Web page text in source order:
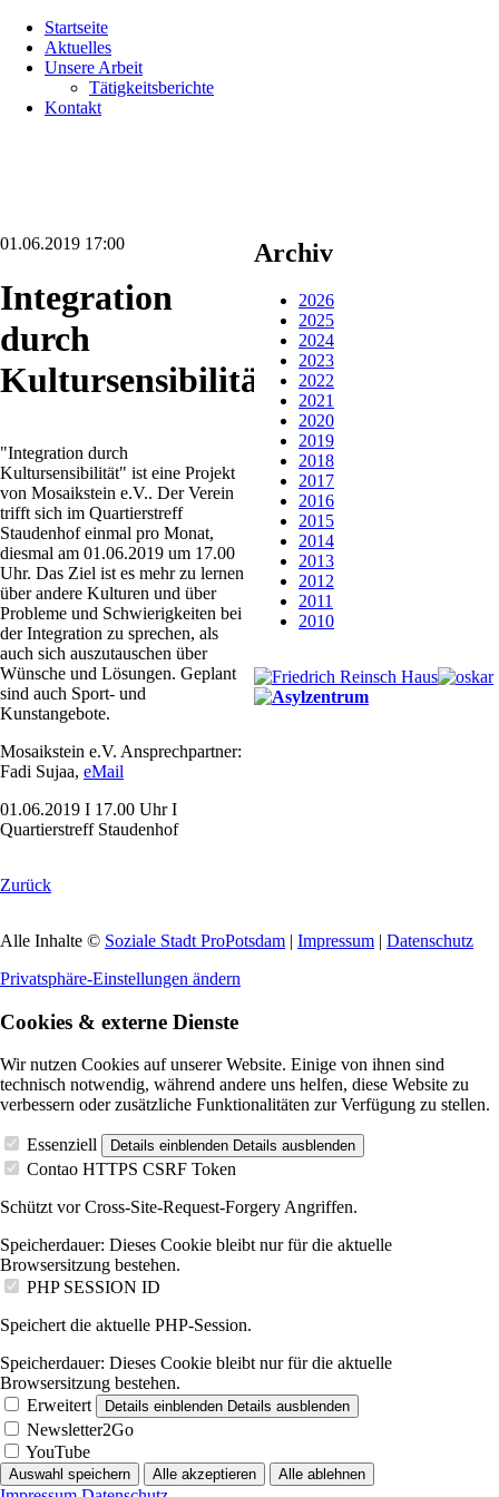
überspringen
Startseite
Aktuelles
Unsere Arbeit
Tätigkeitsberichte
Kontakt
01.06.2019 17:00
Integration
durch
Kultursensibilität
"Integration durch
Kultursensibilität" ist eine Projekt
von Mosaikstein e.V.. Der Verein
trifft sich im Quartierstreff
Staudenhof einmal pro Monat,
diesmal am 01.06.2019 um 17.00
Uhr. Das Ziel ist es mehr zu lernen
über andere Kulturen und über
Probleme und Schwierigkeiten bei
der Integration zu sprechen, als
auch sich auszutauschen über
Wünsche und Lösungen. Geplant
sind auch Sport- und
Kunstangebote.
Mosaikstein e.V. Ansprechpartner:
Fadi Sujaa, eMail
01.06.2019 I 17.00 Uhr I
Quartierstreff Staudenhof
Zurück
Archiv
2026
2025
2024
2023
2022
2021
2020
2019
2018
2017
2016
2015
2014
2013
2012
2011
2010
Alle Inhalte © Soziale Stadt ProPotsdam | Impressum | Datenschutz
Privatsphäre-Einstellungen ändern
Cookies & externe Dienste
Wir nutzen Cookies auf unserer Website. Einige von ihnen sind
technisch notwendig, während andere uns helfen, diese Website zu
verbessern oder zusätzliche Funktionalitäten zur Verfügung zu stellen.
Essenziell Details einblenden Details ausblenden
Contao HTTPS CSRF Token
Schützt vor Cross-Site-Request-Forgery Angriffen.
Speicherdauer: Dieses Cookie bleibt nur für die aktuelle
Browsersitzung bestehen.
PHP SESSION ID
Speichert die aktuelle PHP-Session.
Speicherdauer: Dieses Cookie bleibt nur für die aktuelle
Browsersitzung bestehen.
Erweitert
Details einblenden Details ausblenden
Newsletter2Go
YouTube
Auswahl speichern Alle akzeptieren Alle ablehnen